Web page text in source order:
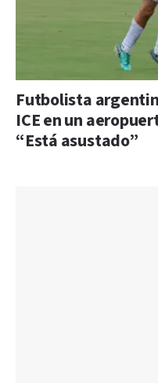
Futbolista
ICE en un
“Está asustado”